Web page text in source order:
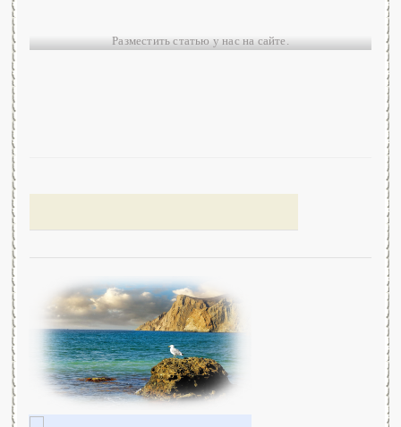
Разместить статью у нас на сайте.